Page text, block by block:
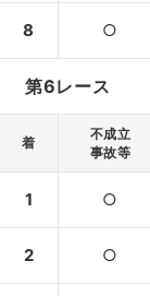
8 ○
第6レース
着
不成立
事故等
1 ○
2 ○